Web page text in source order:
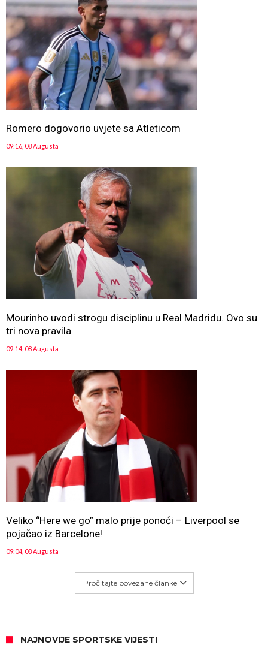
Romero dogovorio uvjete sa Atleticom
09:16, 08 Augusta
Mourinho uvodi strogu disciplinu u Real Madridu. Ovo su
tri nova pravila
09:14, 08 Augusta
Veliko “Here we go” malo prije ponoći – Liverpool se
pojačao iz Barcelone!
09:04, 08 Augusta
Pročitajte povezane članke
NAJNOVIJE SPORTSKE VIJESTI